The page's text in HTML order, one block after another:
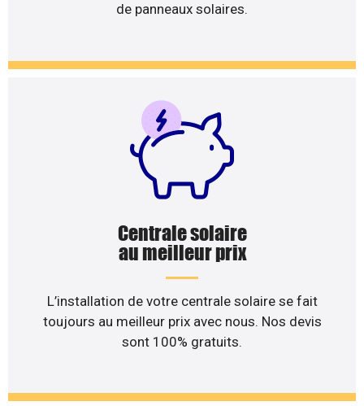
de panneaux solaires.
Centrale solaire
au meilleur prix
L’installation de votre centrale solaire se fait
toujours au meilleur prix avec nous. Nos devis
sont 100% gratuits.